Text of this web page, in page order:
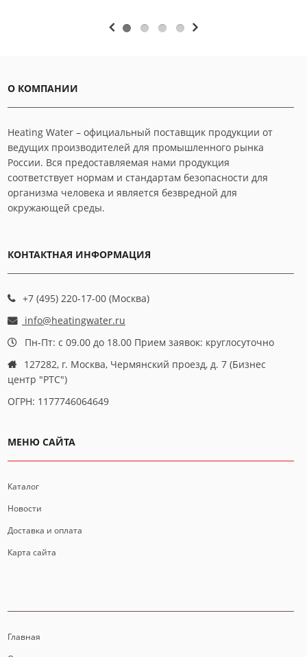
О КОМПАНИИ
Heating Water – официальный поставщик продукции от
ведущих производителей для промышленного рынка
России. Вся предоставляемая нами продукция
соответствует нормам и стандартам безопасности для
организма человека и является безвредной для
окружающей среды.
КОНТАКТНАЯ ИНФОРМАЦИЯ
+7 (495) 220-17-00 (Москва)
info@heatingwater.ru
Пн-Пт: с 09.00 до 18.00 Прием заявок: круглосуточно
127282, г. Москва, Чермянский проезд, д. 7 (Бизнес
центр "РТС")
ОГРН: 1177746064649
МЕНЮ САЙТА
Каталог
Новости
Доставка и оплата
Карта сайта
Главная